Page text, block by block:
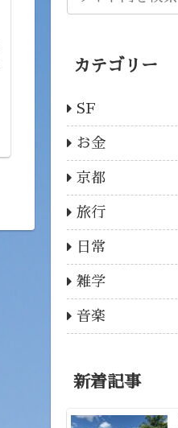
カテゴリー
SF
お金
京都
旅行
日常
雑学
音楽
新着記事